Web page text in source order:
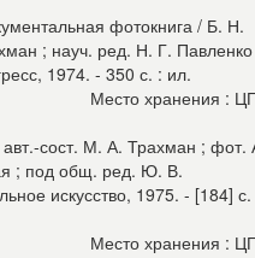
фотокнига / Б. Н.
; науч. ред. Н. Г.
1974. - 350 с. : ил.
Место хранения :
сост. М. А. Трахман ; фот.
; под общ. ред. Ю. В.
искусство, 1975. - [184]
Место хранения :